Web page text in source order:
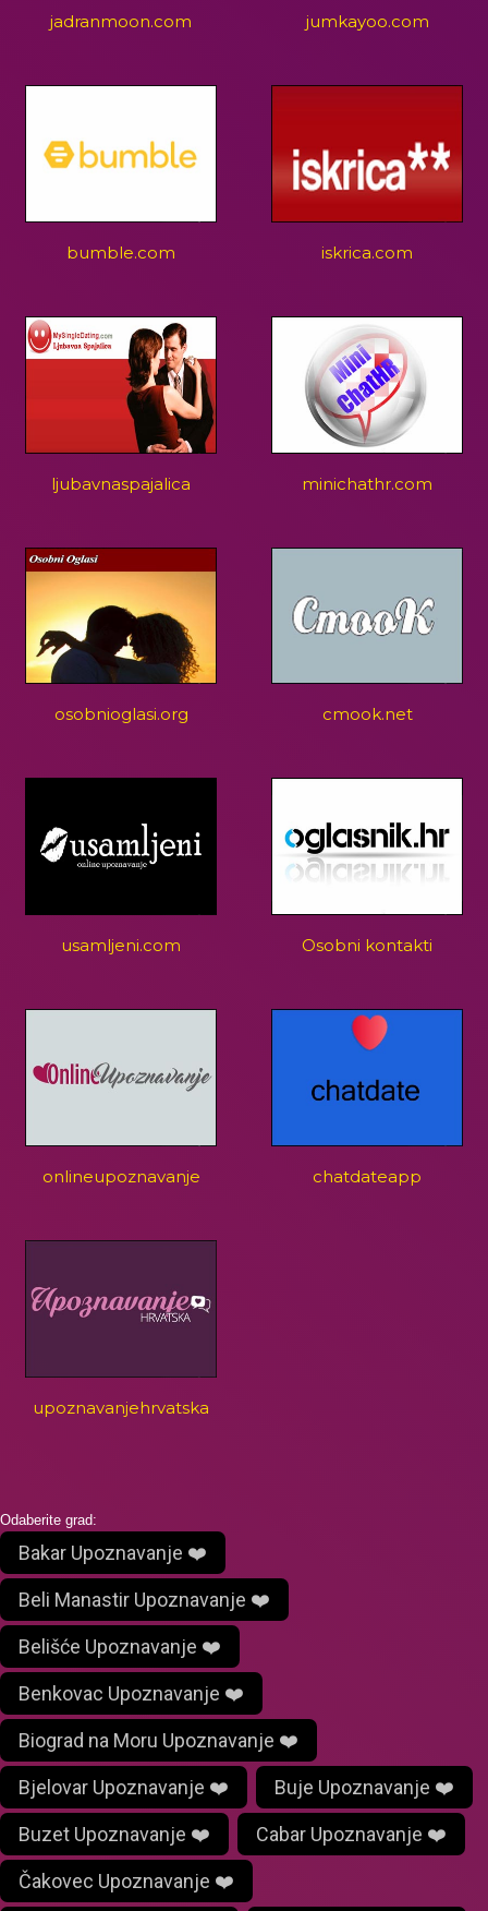
jadranmoon.com jumkayoo.com
bumble.com iskrica.com
ljubavnaspajalica minichathr.com
osobnioglasi.org cmook.net
usamljeni.com Osobni kontakti
onlineupoznavanje chatdateapp
upoznavanjehrvatska
Odaberite grad:
Bakar Upoznavanje ❤️
Beli Manastir Upoznavanje ❤️
Belišće Upoznavanje ❤️
Benkovac Upoznavanje ❤️
Biograd na Moru Upoznavanje ❤️
Bjelovar Upoznavanje ❤️ Buje Upoznavanje ❤️
Buzet Upoznavanje ❤️ Cabar Upoznavanje ❤️
Čakovec Upoznavanje ❤️